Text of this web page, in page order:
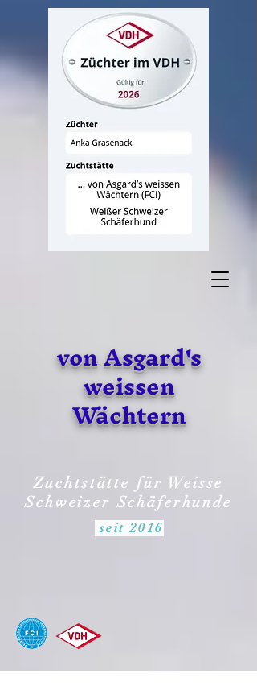
von Asgard's
weissen
Wächtern
Zuchtstätte für Weisse
Schweizer Schäferhunde
seit 2016